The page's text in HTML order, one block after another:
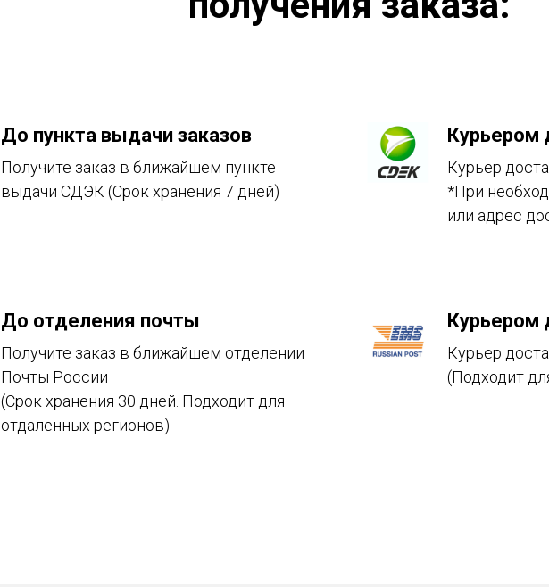
До пункта выдачи заказов
Получите заказ в ближайшем пункте
выдачи СДЭК (Срок хранения 7 дней)
Курьером
Курьер
*При
или адрес
До отделения почты
Получите заказ в ближайшем отделении
Почты России
(Срок хранения 30 дней. Подходит для
отдаленных регионов)
Курьером
Курьер
(Подходит